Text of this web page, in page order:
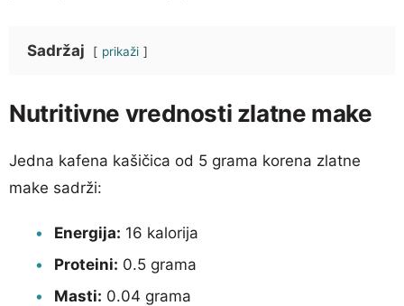
Sadržaj prikaži
Nutritivne vrednosti zlatne make
Jedna kafena kašičica od 5 grama korena zlatne
make sadrži:
Energija: 16 kalorija
Proteini: 0.5 grama
Masti: 0.04 grama